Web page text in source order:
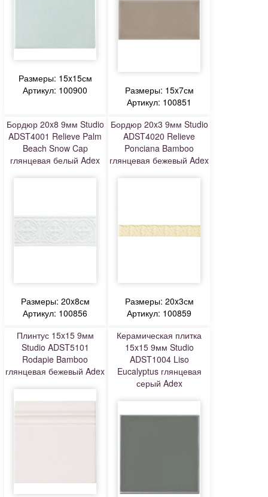
Размеры: 15x15см
Артикул: 100900
Размеры: 15x7см
Артикул: 100851
Бордюр 20x8 9мм Studio
ADST4001 Relieve Palm
Beach Snow Cap
глянцевая белый Adex
Размеры: 20x8см
Артикул: 100856
Бордюр 20x3 9мм Studio
ADST4020 Relieve
Ponciana Bamboo
глянцевая бежевый Adex
Размеры: 20x3см
Артикул: 100859
Плинтус 15x15 9мм
Studio ADST5101
Rodapie Bamboo
глянцевая бежевый Adex
Керамическая плитка
15x15 9мм Studio
ADST1004 Liso
Eucalyptus глянцевая
серый Adex